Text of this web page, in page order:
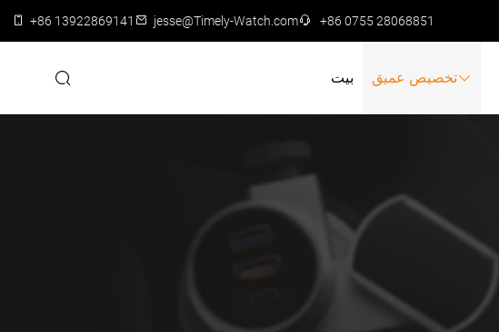
+86 13922869141 jesse@Timely-Watch.com +86 0755 28068851
بيت تخصيص عميق